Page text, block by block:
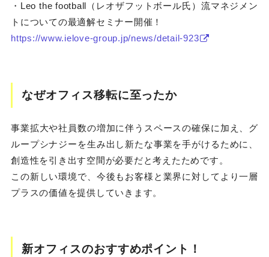
・Leo the football（レオザフットボール氏）流マネジメン
トについての最適解セミナー開催！
https://www.ielove-group.jp/news/detail-923
なぜオフィス移転に至ったか
事業拡大や社員数の増加に伴うスペースの確保に加え、グ
ループシナジーを生み出し新たな事業を手がけるために、
創造性を引き出す空間が必要だと考えたためです。
この新しい環境で、今後もお客様と業界に対してより一層
プラスの価値を提供していきます。
新オフィスのおすすめポイント！